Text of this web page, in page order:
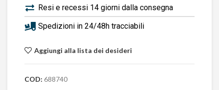
Resi e recessi 14 giorni dalla consegna
Spedizioni in 24/48h tracciabili
Aggiungi alla lista dei desideri
COD: 688740